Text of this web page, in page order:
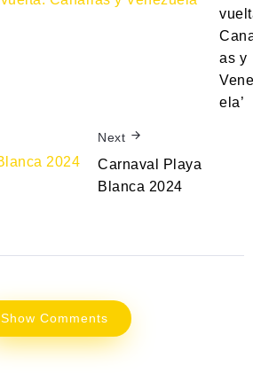
as y
ela’
Next
Carnaval Playa
Blanca 2024
Show Comments